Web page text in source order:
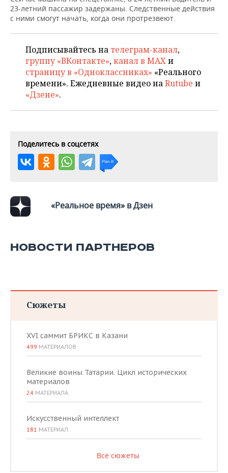
ХОККЕЙ С МЯЧОМ
ПРОИСШЕСТВИЯ
23-летний пассажир задержаны. Следственные действия
с ними смогут начать, когда они протрезвеют.
Подписывайтесь на телеграм-канал,
группу «ВКонтакте»,канал в MAXи
страницу в «Одноклассниках» «Реального
времени». Ежедневные видео наRutube и
«Дзене».
Поделитесь в соцсетях
«Реальное время» в Дзен
НОВОСТИ ПАРТНЕРОВ
Сюжеты
XVI саммит БРИКС в Казани
499 МАТЕРИАЛОВ
Великие воины Татарии. Цикл исторических
материалов
24 МАТЕРИАЛА
Искусственный интеллект
181 МАТЕРИАЛ
Все сюжеты